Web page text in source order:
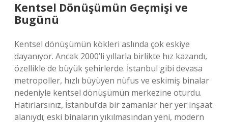
Kentsel Dönüşümün Geçmişi ve
Bugünü
Kentsel dönüşümün kökleri aslında çok eskiye
dayanıyor. Ancak 2000’li yıllarla birlikte hız kazandı,
özellikle de büyük şehirlerde. İstanbul gibi devasa
metropoller, hızlı büyüyen nüfus ve eskimiş binalar
nedeniyle kentsel dönüşümün merkezine oturdu.
Hatırlarsınız, İstanbul’da bir zamanlar her yer inşaat
alanıydı; eski binaların yıkılmasından yeni, modern